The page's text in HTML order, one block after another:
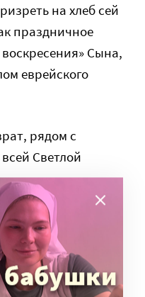
на хлеб сей
праздничное
Сына,
еврейского
рядом с
Светлой
читается
все,